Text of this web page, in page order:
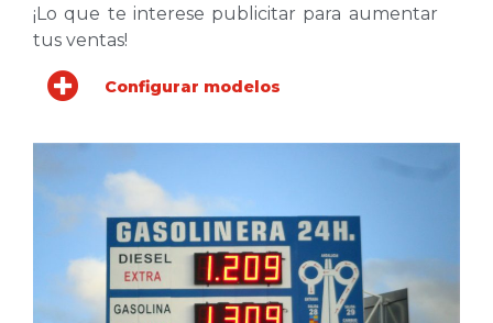
¡Lo que te interese publicitar para aumentar
tus ventas!
Configurar modelos